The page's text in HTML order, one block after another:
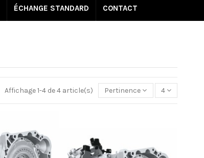
ÉCHANGE STANDARD CONTACT
Affichage 1-4 de 4 article(s) Pertinence 4